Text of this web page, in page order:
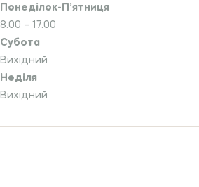
Понеділок-П’ятниця
8.00 – 17.00
Субота
Вихідний
Неділя
Вихідний